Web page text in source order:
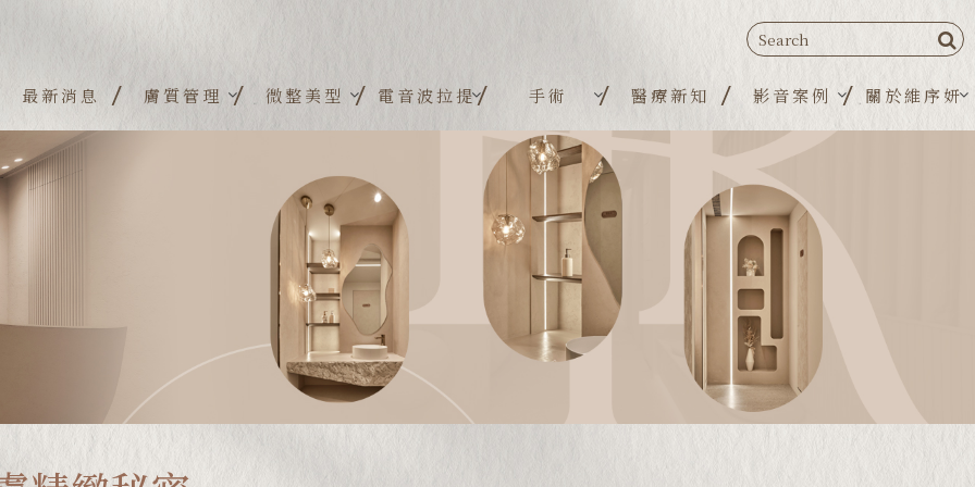
最新消息 膚質管理 微整美型 電音波拉提 手術 醫療新知 影音案例 關於維序妍